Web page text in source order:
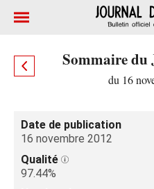
Sommaire du
du 16
Date de publication
16 novembre 2012
Qualité
97.44%